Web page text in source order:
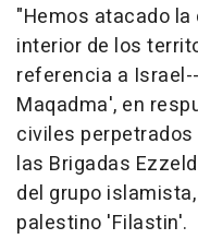
"Hemos atacado la
interior de los
referencia a
Maqadma', en
civiles
las Brigadas
del grupo
palestino 'Filastin'.